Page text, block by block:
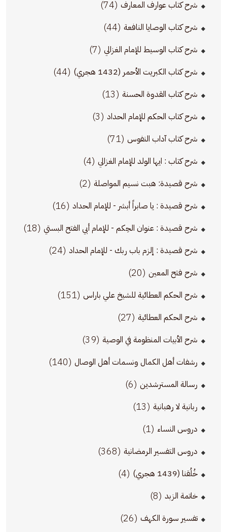
شرح كتاب عوارف المعارف (74)
شرح كتاب الوصايا النافعة (44)
شرح كتاب الوسيط للإمام الغزالي (7)
شرح كتاب الكبريت الأحمر (1432 هجري) (44)
شرح كتاب القدوة الحسنة (13)
شرح كتاب الحكم للإمام الحداد (3)
شرح كتاب آداب النفوس (71)
شرح كتاب : ايها الولد للإمام الغزالي (4)
شرح قصيدة: هبت نسيم المواصلة (2)
شرح قصيدة : يا صابراً أبشر - للإمام الحداد (16)
شرح قصيدة : عنوان الحِكم - للإمام أبي الفتح البستي (18)
شرح قصيدة : إلزم باب ربك - للإمام الحداد (24)
شرح فتح المعين (20)
شرح الحكم العطائية للشيخ علي باراس (151)
شرح الحكم العطائية (27)
شرح الأبيات المنظومة في الوصية (39)
رشفات أهل الكمال ونسمات أهل الوصال (140)
رسالة المسترشدين (6)
ربانية لا رهبانية (13)
دروس النساء (1)
دروس التفسير الرمضانية (368)
خُلُقنا (1439 هجري) (4)
خاتمة الزبد (8)
تفسير سورة الكهف (26)